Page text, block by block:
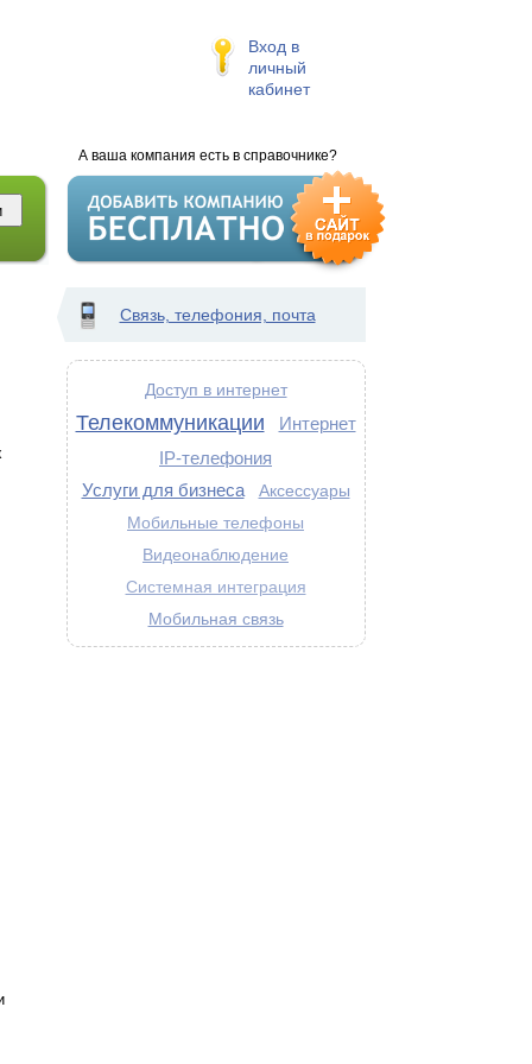
Вход в
личный
кабинет
А ваша компания есть в справочнике?
Связь, телефония, почта
Доступ в интернет
Телекоммуникации
Интернет
IP-телефония
Услуги для бизнеса
Аксессуары
Мобильные телефоны
Видеонаблюдение
Системная интеграция
Мобильная связь